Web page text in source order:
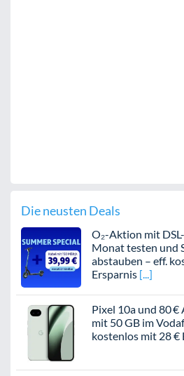
Die neusten Deals
O₂-Aktion mit
Monat testen und
abstauben – eff.
Ersparnis
Pixel 10a und 80
mit 50 GB im
kostenlos mit 28 €